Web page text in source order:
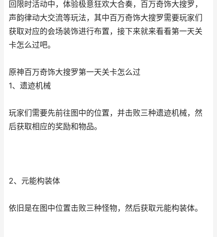
回限时活动中，体验极意狂欢大合奏，百万奇饰大搜罗，
声韵律动大交流等玩法，其中百万奇饰大搜罗需要玩家们
获取对应的会场装饰进行布置，接下来就来看看第一天关
卡怎么过吧。
原神百万奇饰大搜罗第一天关卡怎么过
1、遗迹机械
玩家们需要先前往图中的位置，并击败三种遗迹机械，然
后获取相应的奖励和物品。
2、元能构装体
依旧是在图中位置击败三种怪物，然后获取元能构装体。